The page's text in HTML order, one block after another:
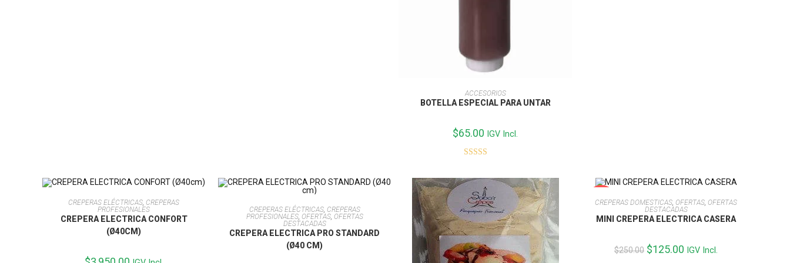
AÑADIR AL CARRITO
ACCESORIOS
BOTELLA ESPECIAL PARA UNTAR
$65.00 IGV Incl.
5.00de 5
AÑADIR AL CARRITO
CREPERAS ELÉCTRICAS, CREPERAS
PROFESIONALES
CREPERA ELECTRICA CONFORT
(Ø40CM)
AÑADIR AL CARRITO
CREPERAS ELÉCTRICAS, CREPERAS
PROFESIONALES, OFERTAS, OFERTAS
DESTACADAS
CREPERA ELECTRICA PRO STANDARD
(Ø40 CM)
-50% AÑADIR AL CARRITO
CREPERAS DOMESTICAS,OFERTAS,OFERTAS
DESTACADAS
MINI CREPERA ELECTRICA CASERA
$250.00 El
precio
$125.00 El
precio
IGV Incl.